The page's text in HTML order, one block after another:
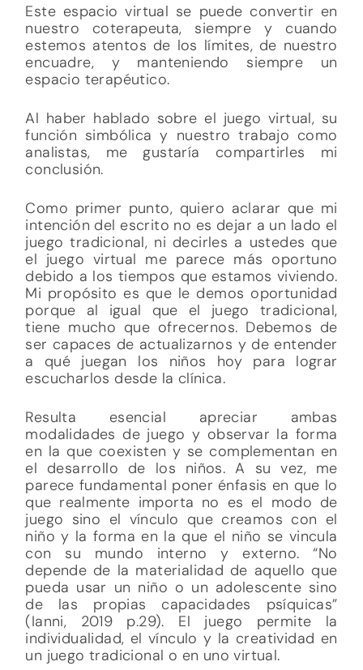
Este espacio virtual se puede convertir en
nuestro coterapeuta, siempre y cuando
estemos atentos de los límites, de nuestro
encuadre, y manteniendo siempre un
espacio terapéutico.
Al haber hablado sobre el juego virtual, su
función simbólica y nuestro trabajo como
analistas, me gustaría compartirles mi
conclusión.
Como primer punto, quiero aclarar que mi
intención del escrito no es dejar a un lado el
juego tradicional, ni decirles a ustedes que
el juego virtual me parece más oportuno
debido a los tiempos que estamos viviendo.
Mi propósito es que le demos oportunidad
porque al igual que el juego tradicional,
tiene mucho que ofrecernos. Debemos de
ser capaces de actualizarnos y de entender
a qué juegan los niños hoy para lograr
escucharlos desde la clínica.
Resulta esencial apreciar ambas
modalidades de juego y observar la forma
en la que coexisten y se complementan en
el desarrollo de los niños. A su vez, me
parece fundamental poner énfasis en que lo
que realmente importa no es el modo de
juego sino el vínculo que creamos con el
niño y la forma en la que el niño se vincula
con su mundo interno y externo. “No
depende de la materialidad de aquello que
pueda usar un niño o un adolescente sino
de las propias capacidades psíquicas”
(Ianni, 2019 p.29). El juego permite la
individualidad, el vínculo y la creatividad en
un juego tradicional o en uno virtual.